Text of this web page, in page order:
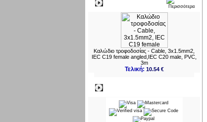
Καλώδιο τροφοδοσίας - Cable, 3x1.5mm2,
IEC C19 female angled,IEC C20 male, PVC,
3m
Τελική: 10.54 €